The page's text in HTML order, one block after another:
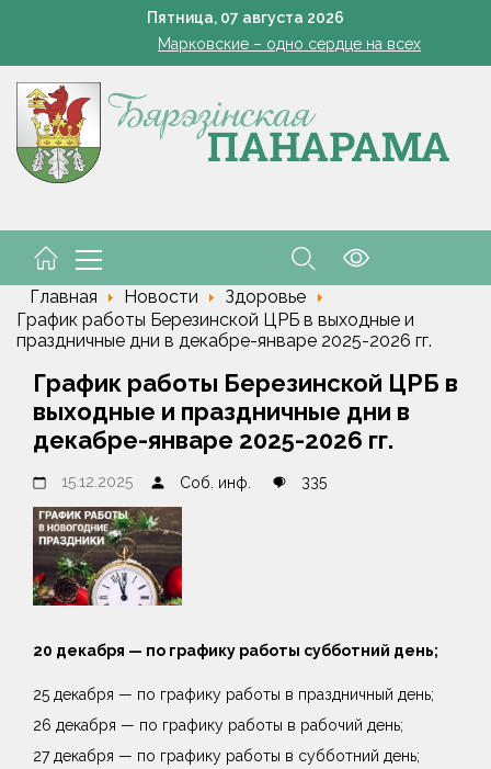
Пятница, 07 августа 2026
Да трыццаці кубоў за змену
Марковские – одно сердце на всех
Устранение последствий стихии – на контроле
Познай свой край. Как в Беларуси развивают внутренний
Да трыццаці кубоў за змену
Главная Новости
Здоровье
График работы Березинской ЦРБ в выходные и
праздничные дни в декабре-январе 2025-2026 гг.
График работы Березинской ЦРБ в
выходные и праздничные дни в
декабре-январе 2025-2026 гг.
15.12.2025 Соб. инф. 335
20 декабря — по графику работы субботний день;
25 декабря — по графику работы в праздничный день;
26 декабря — по графику работы в рабочий день;
27 декабря — по графику работы в субботний день;